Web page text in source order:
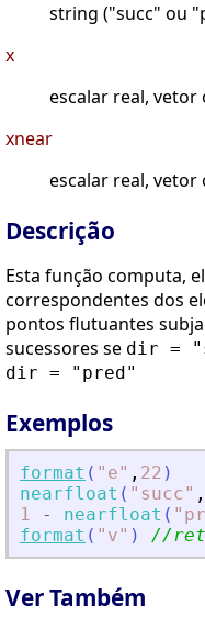
string ("succ" ou
x
escalar real, vetor
xnear
escalar real, vetor
Descrição
Esta função computa,
correspondentes dos
pontos flutuantes
sucessores se dir =
dir = "pred"
Exemplos
format ( " e" , 22 )
nearfloat ( " succ" ,
1
- nearfloat ( "
format ( " v" ) //
Ver Também